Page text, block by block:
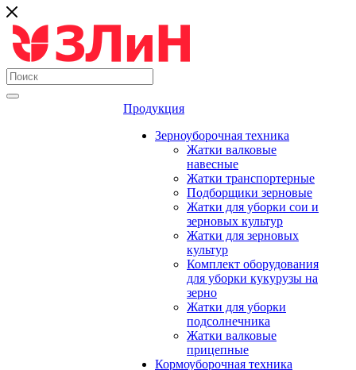
Продукция
Зерноуборочная техника
Жатки валковые
навесные
Жатки транспортерные
Подборщики зерновые
Жатки для уборки сои и
зерновых культур
Жатки для зерновых
культур
Комплект оборудования
для уборки кукурузы на
зерно
Жатки для уборки
подсолнечника
Жатки валковые
прицепные
Кормоуборочная техника